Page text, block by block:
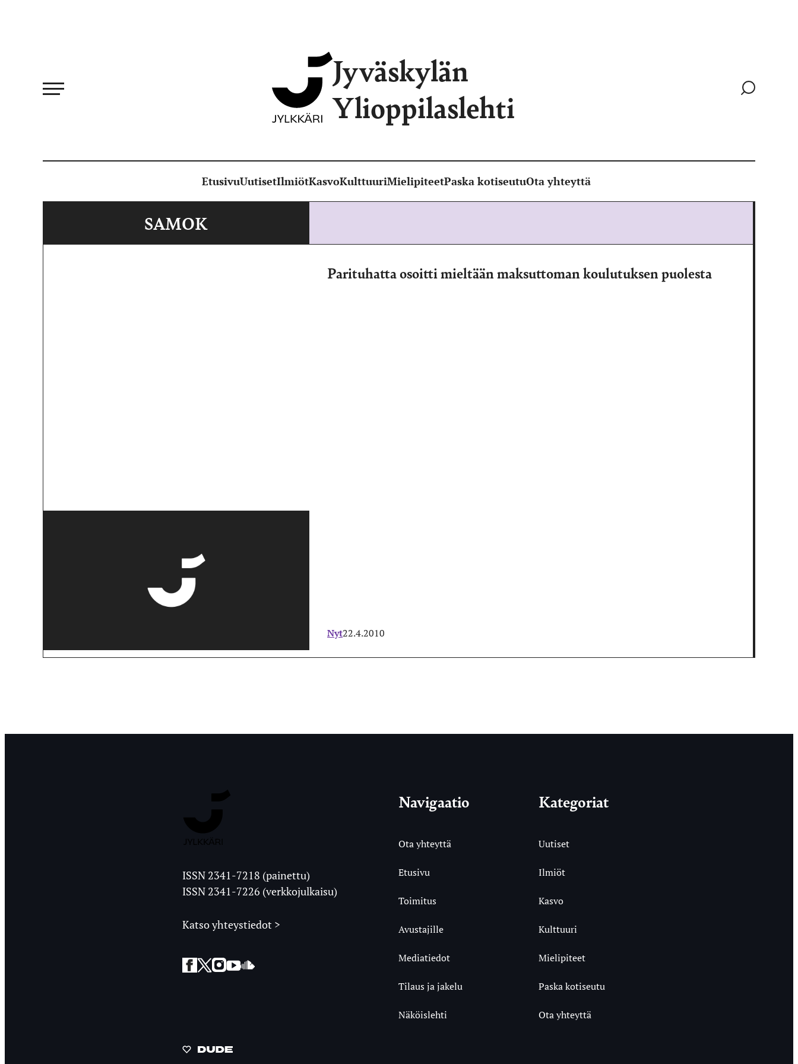
Jyväskylän
Ylioppilaslehti
Siirry
EtusivuUutisetIlmiötKasvoKulttuuriMielipiteetPaska kotiseutuOta yhteyttä
SAMOK
Parituhatta osoitti mieltään maksuttoman koulutuksen puolesta
Nyt22.4.2010
Ylioppilaslehti
ISSN 2341-7218 (painettu)
ISSN 2341-7226 (verkkojulkaisu)
Katso yhteystiedot >
Facebook
Twitter
Instagram
YouTubeSoundCloud
Navigaatio
Ota yhteyttä
Etusivu
Toimitus
Avustajille
Mediatiedot
Tilaus ja jakelu
Näköislehti
Kategoriat
Uutiset
Ilmiöt
Kasvo
Kulttuuri
Mielipiteet
Paska kotiseutu
Ota yhteyttä